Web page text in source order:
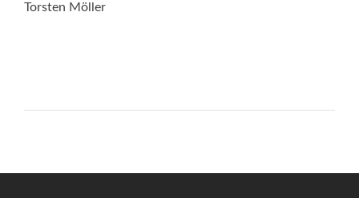
Torsten Möller